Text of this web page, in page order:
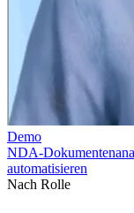
Nach Rolle